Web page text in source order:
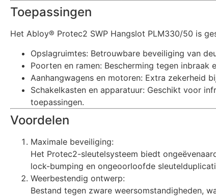
Toepassingen
Het Abloy® Protec2 SWP Hangslot PLM330/50 is
Opslagruimtes: Betrouwbare beveiliging van
Poorten en ramen: Bescherming tegen inbraak
Aanhangwagens en motoren: Extra zekerheid
Schakelkasten en apparatuur: Geschikt voor
toepassingen.
Voordelen
Maximale beveiliging:
Het Protec2-sleutelsysteem biedt
lock-bumping en ongeoorloofde
Weerbestendig ontwerp:
Bestand tegen zware weersomstandigheden,